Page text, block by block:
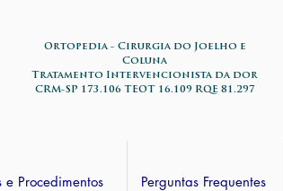
Ortopedia - Cirurgia do Joelho e
Coluna
Tratamento Intervencionista da dor
CRM-SP 173.106 TEOT 16.109 RQE 81.297
Procedimentos Perguntas Frequentes